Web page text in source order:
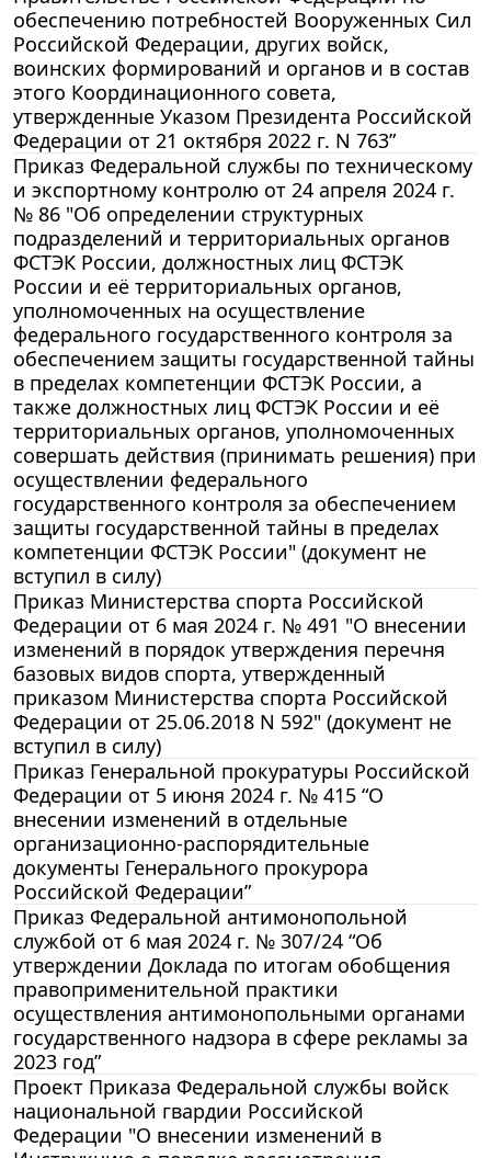
обеспечению потребностей Вооруженных Сил
Российской Федерации, других войск,
воинских формирований и органов и в состав
этого Координационного совета,
утвержденные Указом Президента Российской
Федерации от 21 октября 2022 г. N 763”
Приказ Федеральной службы по техническому
и экспортному контролю от 24 апреля 2024 г.
№ 86 "Об определении структурных
подразделений и территориальных органов
ФСТЭК России, должностных лиц ФСТЭК
России и её территориальных органов,
уполномоченных на осуществление
федерального государственного контроля за
обеспечением защиты государственной тайны
в пределах компетенции ФСТЭК России, а
также должностных лиц ФСТЭК России и её
территориальных органов, уполномоченных
совершать действия (принимать решения) при
осуществлении федерального
государственного контроля за обеспечением
защиты государственной тайны в пределах
компетенции ФСТЭК России" (документ не
вступил в силу)
Приказ Министерства спорта Российской
Федерации от 6 мая 2024 г. № 491 "О внесении
изменений в порядок утверждения перечня
базовых видов спорта, утвержденный
приказом Министерства спорта Российской
Федерации от 25.06.2018 N 592" (документ не
вступил в силу)
Приказ Генеральной прокуратуры Российской
Федерации от 5 июня 2024 г. № 415 “О
внесении изменений в отдельные
организационно-распорядительные
документы Генерального прокурора
Российской Федерации”
Приказ Федеральной антимонопольной
службой от 6 мая 2024 г. № 307/24 “Об
утверждении Доклада по итогам обобщения
правоприменительной практики
осуществления антимонопольными органами
государственного надзора в сфере рекламы за
2023 год”
Проект Приказа Федеральной службы войск
национальной гвардии Российской
Федерации "О внесении изменений в